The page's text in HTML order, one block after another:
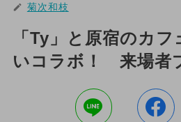
菊次和枝
「Ty」と原宿のカ
いコラボ！ 来場者